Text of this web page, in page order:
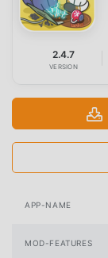
2.4.7
VERSION
APP-NAME
MOD-FEATURES